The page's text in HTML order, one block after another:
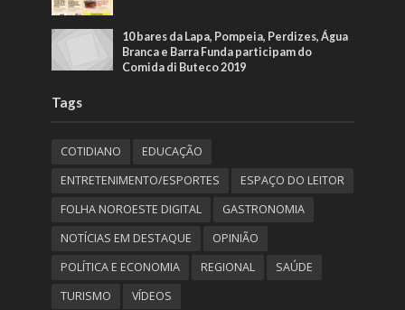
10 bares da Lapa, Pompeia, Perdizes, Água
Branca e Barra Funda participam do
Comida di Buteco 2019
Tags
COTIDIANO
EDUCAÇÃO
ENTRETENIMENTO/ESPORTES
ESPAÇO DO LEITOR
FOLHA NOROESTE DIGITAL
GASTRONOMIA
NOTÍCIAS EM DESTAQUE
OPINIÃO
POLÍTICA E ECONOMIA
REGIONAL
SAÚDE
TURISMO
VÍDEOS